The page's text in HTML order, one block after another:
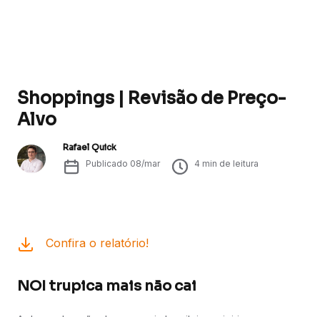
Shoppings | Revisão de Preço-
Alvo
Rafael Quick
Publicado 08/mar 4 min de leitura
Confira o relatório!
NOI trupica mais não cai